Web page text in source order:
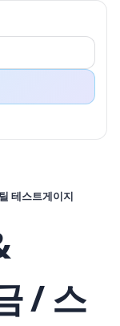
테스트게이지
/ 스